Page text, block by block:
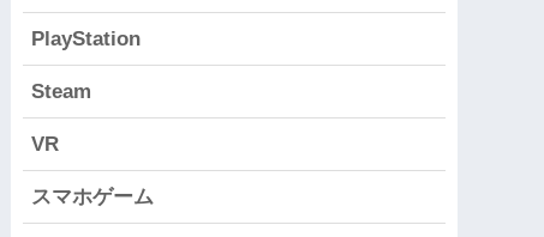
PlayStation
Steam
VR
スマホゲーム